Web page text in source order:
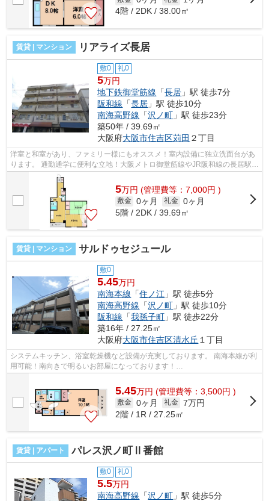
4階 / 2DK / 38.00㎡
賃貸 | マンション リアライズ長居
敷0 礼0
5万円
地下鉄御堂筋線 「長居 」駅 徒歩7分
阪和線 「長居 」駅 徒歩10分
南海高野線 「沢ノ町 」駅 徒歩23分
築50年 / 39.69㎡
大阪府大阪市住吉区苅田 ２丁目
洋室と和室があり、ファミリー様にもオススメ！室内設備に独立洗面台があ
ります。 通勤通学に便利な立地！大阪メトロ御堂筋線やJR阪和線の長居駅が
5万円 (管理費等：7,000円 )
敷金 0ヶ月 礼金 0ヶ月
5階 / 2DK / 39.69㎡
賃貸 | マンション サルドゥセジュール
敷0
5.45万円
南海本線 「住ノ江 」駅 徒歩5分
南海高野線 「沢ノ町 」駅 徒歩10分
阪和線 「我孫子町 」駅 徒歩22分
築16年 / 27.25㎡
大阪府大阪市住吉区清水丘 １丁目
システムキッチン、浴室乾燥機など設備が充実しております。 南海本線が利
用可能！南向きで明るいお部屋になっております！
5.45万円 (管理費等：3,500円 )
敷金 0ヶ月 礼金 7万円
2階 / 1R / 27.25㎡
賃貸 | アパート パレス沢ノ町Ⅱ番館
敷0 礼0
5.5万円
南海高野線 「沢ノ町 」駅 徒歩5分